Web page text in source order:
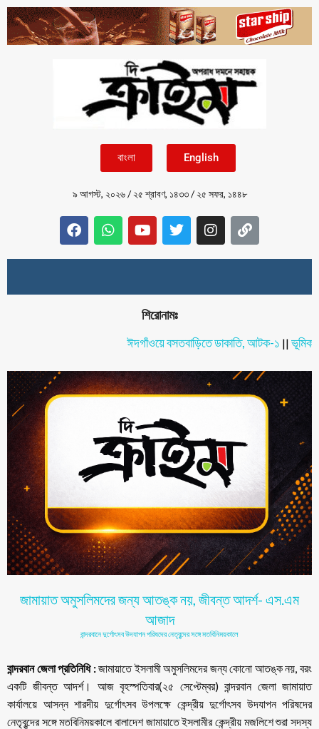
বাংলা English
৯ আগস্ট, ২০২৬/২৫ শ্রাবণ, ১৪৩৩/২৫ সফর, ১৪৪৮
শিরোনামঃ
ঈদগাঁওয়ে বসতবাড়িতে ডাকাতি, আটক-১||ভূমিকম্পের
জামায়াত অমুসলিমদের জন্য আতঙ্ক নয়, জীবন্ত আদর্শ- এস.এম
আজাদ
বান্দরবানে দুর্গোৎসব উদযাপন পরিষদের নেতৃবৃন্দের সঙ্গে মতবিনিময়কালে
বান্দরবান জেলা প্রতিনিধি :জামায়াতে ইসলামী অমুসলিমদের জন্য কোনো আতঙ্ক নয়, বরং
একটি জীবন্ত আদর্শ। আজ বৃহস্পতিবার(২৫ সেপ্টেম্বর) বান্দরবান জেলা জামায়াত
কার্যালয়ে আসন্ন শারদীয় দুর্গোৎসব উপলক্ষে কেন্দ্রীয় দুর্গোৎসব উদযাপন পরিষদের
নেতৃবৃন্দের সঙ্গে মতবিনিময়কালে বালাদেশ জামায়াতে ইসলামীর কেন্দ্রীয় মজলিশে শুরা সদস্য